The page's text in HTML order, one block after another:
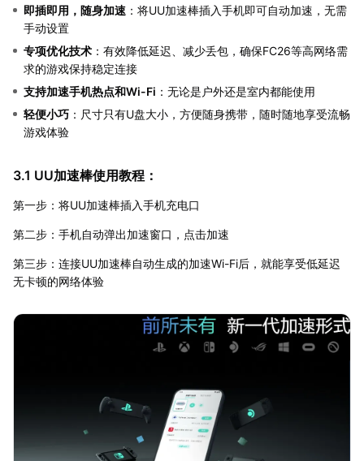
即插即用，随身加速 ：将UU加速棒插入手机即可自动加速，无需
手动设置
专项优化技术 ：有效降低延迟、减少丢包，确保FC26等高网络需
求的游戏保持稳定连接
支持加速手机热点和Wi-Fi ：无论是户外还是室内都能使用
轻便小巧 ：尺寸只有U盘大小，方便随身携带，随时随地享受流畅
游戏体验
3.1 UU加速棒使用教程：
第一步：将UU加速棒插入手机充电口
第二步：手机自动弹出加速窗口，点击加速
第三步：连接UU加速棒自动生成的加速Wi-Fi后，就能享受低延迟
无卡顿的网络体验